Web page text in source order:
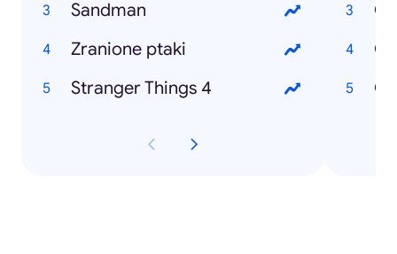
Sandman
Zranione ptaki
Stranger Things 4